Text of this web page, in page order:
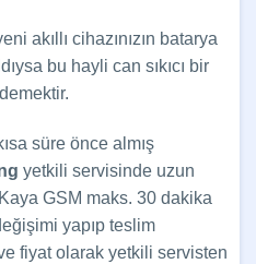
akıllı cihazınızın batarya
bu hayli can sıkıcı bir
süre önce almış
yetkili servisinde uzun
GSM maks. 30 dakika
yapıp teslim
fiyat olarak yetkili servisten